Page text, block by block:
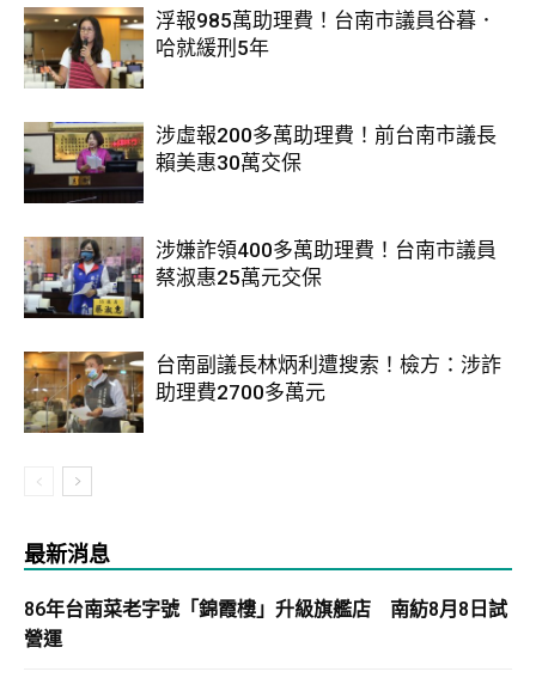
浮報985萬助理費！台南市議員谷暮．
哈就緩刑5年
涉虛報200多萬助理費！前台南市議長
賴美惠30萬交保
涉嫌詐領400多萬助理費！台南市議員
蔡淑惠25萬元交保
台南副議長林炳利遭搜索！檢方：涉詐
助理費2700多萬元
最新消息
86年台南菜老字號「錦霞樓」升級旗艦店 南紡8月8日試
營運